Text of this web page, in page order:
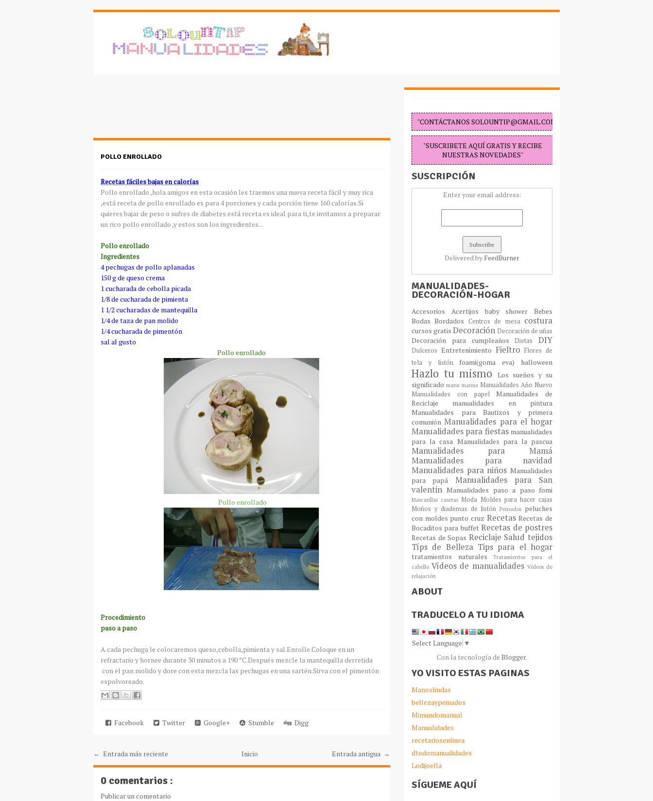
POLLO ENROLLADO
Recetas fáciles bajas en calorías
Pollo enrollado ,hola amigos en esta ocasión les traemos una nueva receta fácil y muy rica
,está receta de pollo enrollado es para 4 porciones y cada porción tiene 160 calorías.Si
quieres bajar de peso o sufres de diabetes está receta es ideal para ti,te invitamos a preparar
un rico pollo enrollado ,y estos son los ingredientes...
Pollo enrollado
Ingredientes
4 pechugas de pollo aplanadas
150 g de queso crema
1 cucharada de cebolla picada
1/8 de cucharada de pimienta
1 1/2 cucharadas de mantequilla
1/4 de taza de pan molido
1/4 cucharada de pimentón
sal al gusto
Pollo enrollado
Pollo enrollado
Procedimiento
paso a paso
A cada pechuga le colocaremos queso,cebolla,pimienta y sal.Enrolle.Coloque en un
refractario y hornee durante 30 minutos a 190 °C.Después mezcle la mantequilla derretida
con el pan molido y dore con esta mezcla las pechugas en una sartén.Sirva con el pimentón
espolvoreado.
Facebook Twitter Google+ Stumble Digg
← Entrada más reciente Entrada antigua →
Inicio
0 comentarios :
Publicar un comentario
"CONTÁCTANOS SOLOUNTIP@GMAIL.COM "
"SUSCRIBETE AQUÍ GRATIS Y RECIBE
NUESTRAS NOVEDADES"
SUSCRIPCIÓN
Enter your email address:
Delivered by FeedBurner
MANUALIDADES-
DECORACIÓN-HOGAR
Accesorios Acertijos baby shower Bebes
BodasBordados Centros de mesa costura
cursos gratis Decoración Decoración de uñas
Decoración para cumpleaños Dietas DIY
Dulceros Entretenimiento FieltroFlores de
tela y listón foami(goma eva) halloween
Hazlo tu mismo
Los sueños y su
significado manu manua Manualidades Año Nuevo
Manualidades con papelManualidades de
Reciclaje manualidades en pintura
Manualidades para Bautizos y primera
comuniónManualidades para el hogar
Manualidades para fiestas manualidades
para la casa Manualidades para la pascua
Manualidades para Mamá
Manualidades para navidad
Manualidades para niños Manualidades
para papá Manualidades para San
valentinManualidades paso a paso fomi
Mascarillas caseras Moda Moldes para hacer cajas
Moños y diademas de listónPeinados peluches
con moldes punto cruz RecetasRecetas de
Bocaditos para buffetRecetas de postres
Recetas de Sopas Reciclaje Saludtejidos
Típs de Belleza Tips para el hogar
tratamientos naturales
Tratamientos para el
cabello Vídeos de manualidades Vídeos de
relajación
ABOUT
TRADUCELO A TU IDIOMA
Select Language ▼
Con la tecnología de Blogger.
YO VISITO ESTAS PAGINAS
Manoslindas
bellezaypeinados
Mimundomanual
Manualidades
recetariosenlinea
dtodomanualidades
Lodijoella
SÍGUEME AQUÍ